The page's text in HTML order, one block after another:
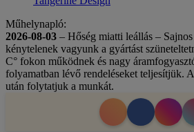
Műhelynapló:
2026-08-03 – Hőség miatti leállás –
kénytelenek vagyunk a gyártást
C° fokon működnek és nagy
folyamatban lévő rendeléseket teljesítjük.
után folytatjuk a munkát.